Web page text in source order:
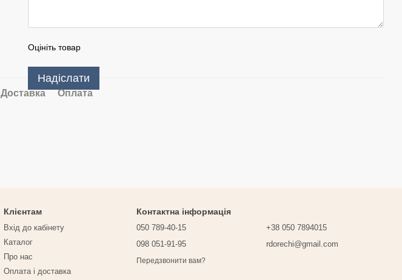
Оцініть товар
Надіслати
Доставка Оплата
Клієнтам
Вхід до кабінету
Каталог
Про нас
Оплата і доставка
Контактна інформація
050 789-40-15
098 051-91-95
Передзвонити вам?
+38 050 7894015
rdorechi@gmail.com